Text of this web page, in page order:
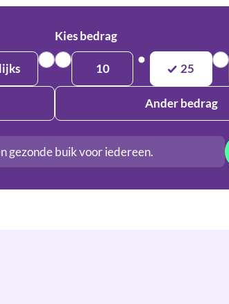
Kies bedrag
10 25
Ander bedrag
gezonde buik voor iedereen.